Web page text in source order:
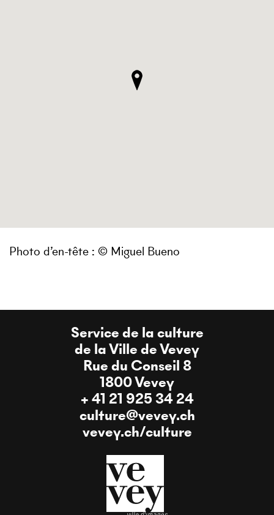
Photo d’en-tête : © Miguel Bueno
Service de la culture
de la Ville de Vevey
Rue du Conseil 8
1800 Vevey
+ 41 21 925 34 24
culture@vevey.ch
vevey.ch/culture